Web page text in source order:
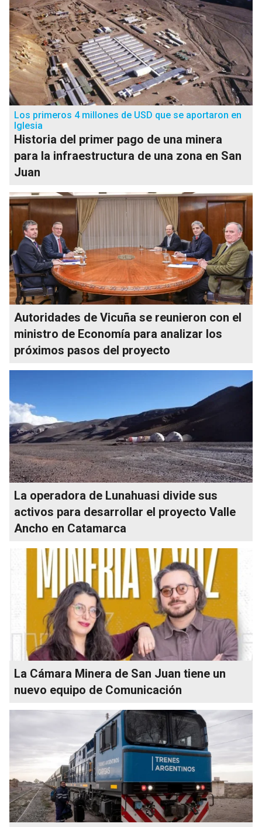
Los primeros 4 millones de USD que se aportaron en
Iglesia
Historia del primer pago de una minera
para la infraestructura de una zona en San
Juan
Autoridades de Vicuña se reunieron con el
ministro de Economía para analizar los
próximos pasos del proyecto
La operadora de Lunahuasi divide sus
activos para desarrollar el proyecto Valle
Ancho en Catamarca
La Cámara Minera de San Juan tiene un
nuevo equipo de Comunicación